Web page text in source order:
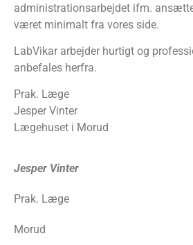
administrationsarbejdet ifm.
været minimalt fra vores side.
LabVikar arbejder hurtigt og
anbefales herfra.
Prak. Læge
Jesper Vinter
Lægehuset i Morud
Jesper Vinter
Prak. Læge
Morud